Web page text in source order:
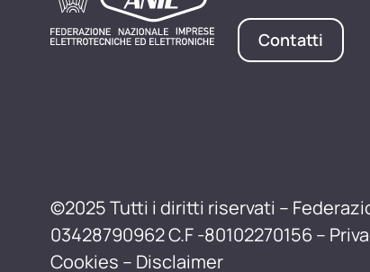
Contatti
©2025 Tutti i diritti riservati –
03428790962 C.F -80102270156 –
Cookies – Disclaimer